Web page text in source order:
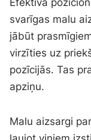
Efektīva
svarīgas malu
jābūt
virzīties uz
pozīcijās. Tas
apziņu.
Malu aizsargi